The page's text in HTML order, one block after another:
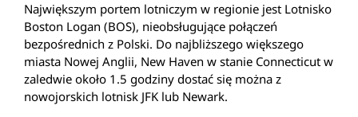
Największym portem lotniczym w regionie jest Lotnisko
Boston Logan (BOS), nieobsługujące połączeń
bezpośrednich z Polski. Do najbliższego większego
miasta Nowej Anglii, New Haven w stanie Connecticut w
zaledwie około 1.5 godziny dostać się można z
nowojorskich lotnisk JFK lub Newark.